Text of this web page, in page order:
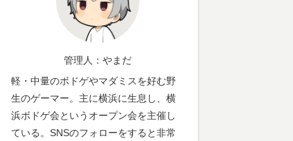
管理人：やまだ
軽・中量のボドゲやマダミスを好む野
生のゲーマー。主に横浜に生息し、横
浜ボドゲ会というオープン会を主催し
ている。SNSのフォローをすると非常